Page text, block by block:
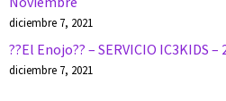
diciembre 7, 2021
??El Enojo?? – SERVICIO IC3KIDS
diciembre 7, 2021